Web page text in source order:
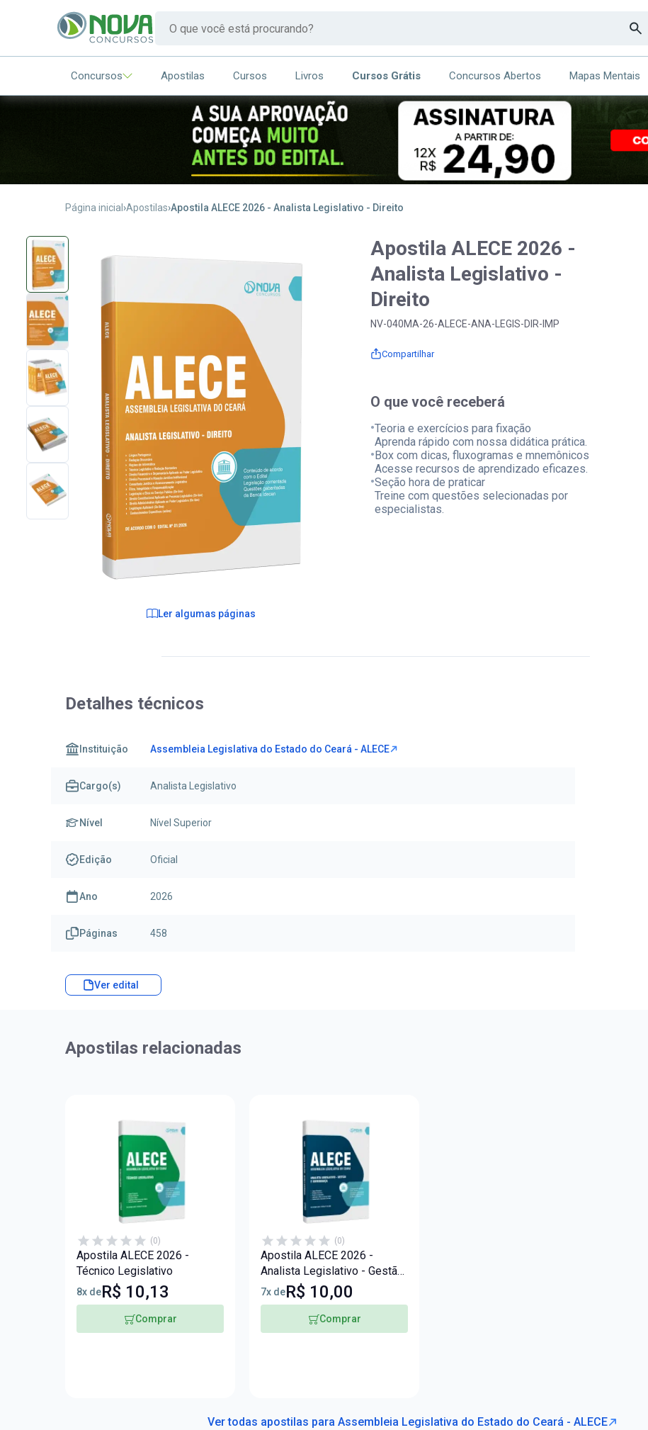
Concursos Apostilas Cursos Livros Cursos Grátis Concursos Abertos Mapas Mentais
Página inicial Apostilas Apostila ALECE 2026 - Analista Legislativo - Direito
Ler algumas páginas
Apostila ALECE 2026 -
Analista Legislativo -
Direito
NV-040MA-26-ALECE-ANA-LEGIS-DIR-IMP
Compartilhar
O que você receberá
•Teoria e exercícios para fixação
Aprenda rápido com nossa didática prática.
•Box com dicas, fluxogramas e mnemônicos
Acesse recursos de aprendizado eficazes.
•Seção hora de praticar
Treine com questões selecionadas por
especialistas.
Detalhes técnicos
Instituição Assembleia Legislativa do Estado do Ceará - ALECE
Cargo(s) Analista Legislativo
Nível Nível Superior
Edição Oficial
Ano 2026
Páginas 458
Ver edital
Apostilas relacionadas
(0)
Apostila ALECE 2026 -
Técnico Legislativo
8x deR$ 10,13
Comprar
(0)
Apostila ALECE 2026 -
Analista Legislativo - Gestão
e Governança
7x deR$ 10,00
Comprar
Ver todas apostilas para Assembleia Legislativa do Estado do Ceará - ALECE